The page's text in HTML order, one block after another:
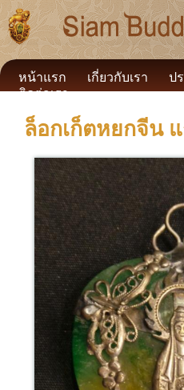
หน้าแรก เกี่ยวกับเรา
ป
ติดต่อเรา
ล็อกเก็ตหยกจีน